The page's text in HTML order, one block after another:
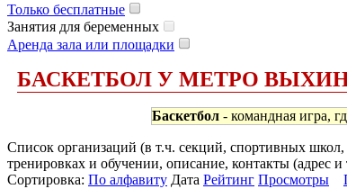
Только бесплатные
Занятия для беременных
Аренда зала или площадки
БАСКЕТБОЛ У МЕТРО
Баскетбол - командная игра,
Список организаций (в т.ч. секций, спортивных
тренировках и обучении, описание, контакты (адрес
Сортировка: По алфавиту Дата Рейтинг Просмотры